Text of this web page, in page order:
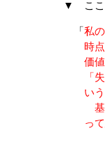
▼ こ
「私
時点で
価値が
「失敗
いう感
基本
って